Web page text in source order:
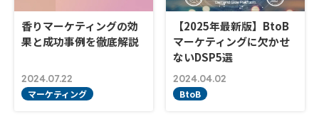
香りマーケティングの効
果と成功事例を徹底解説
2024.07.22
マーケティング
【2025年最新版】BtoB
マーケティングに欠かせ
ないDSP5選
2024.04.02
BtoB